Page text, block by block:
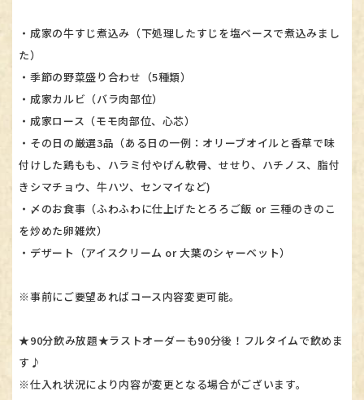
・成家の牛すじ煮込み（下処理したすじを塩ベースで煮込みまし
た）
・季節の野菜盛り合わせ（5種類）
・成家カルビ（バラ肉部位）
・成家ロース（モモ肉部位、心芯）
・その日の厳選3品（ある日の一例：オリーブオイルと香草で味
付けした鶏もも、ハラミ付やげん軟骨、せせり、ハチノス、脂付
きシマチョウ、牛ハツ、センマイなど)
・〆のお食事（ふわふわに仕上げたとろろご飯 or 三種のきのこ
を炒めた卵雑炊）
・デザート（アイスクリーム or 大葉のシャーベット）
※事前にご要望あればコース内容変更可能。
★90分飲み放題★ラストオーダーも90分後！フルタイムで飲めま
す♪
※仕入れ状況により内容が変更となる場合がございます。​​​​​​​